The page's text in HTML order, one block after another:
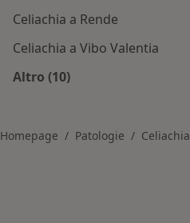
Celiachia a Rende
Celiachia a Vibo Valentia
Altro (10)
Homepage Patologie Celiachia